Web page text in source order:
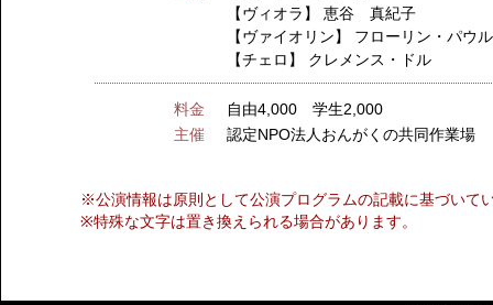
【ヴィオラ】恵谷 真紀子
【ヴァイオリン】 フローリン・パウル
【チェロ】 クレメンス・ドル
料金
自由4,000 学生2,000
主催
認定NPO法人おんがくの共同作業場
※公演情報は原則として公演プログラムの記載に基づいて
※特殊な文字は置き換えられる場合があります。